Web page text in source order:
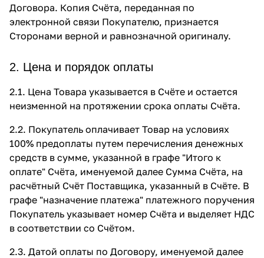
Договора. Копия Счёта, переданная по
электронной связи Покупателю, признается
Сторонами верной и равнозначной оригиналу.
2. Цена и порядок оплаты
2.1. Цена Товара указывается в Счёте и остается
неизменной на протяжении срока оплаты Счёта.
2.2. Покупатель оплачивает Товар на условиях
100% предоплаты путем перечисления денежных
средств в сумме, указанной в графе "Итого к
оплате" Счёта, именуемой далее Сумма Счёта, на
расчётный Счёт Поставщика, указанный в Счёте. В
графе "назначение платежа" платежного поручения
Покупатель указывает номер Счёта и выделяет НДС
в соответствии со Счётом.
2.3. Датой оплаты по Договору, именуемой далее